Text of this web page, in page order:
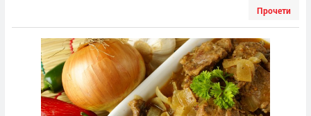
Прочети